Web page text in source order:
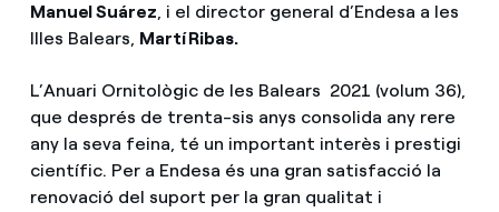
Manuel Suárez, i el director general d’Endesa a les
Illes Balears, Martí Ribas.
L’Anuari Ornitològic de les Balears 2021 (volum 36),
que després de trenta-sis anys consolida any rere
any la seva feina, té un important interès i prestigi
científic. Per a Endesa és una gran satisfacció la
renovació del suport per la gran qualitat i